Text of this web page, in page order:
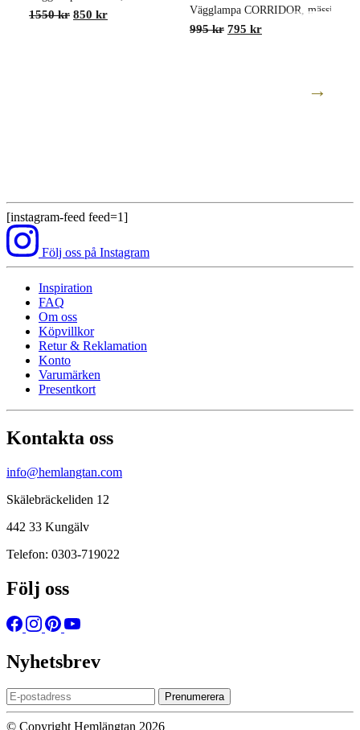
1550kr Det
850 krDet
Vägglampa CORRIDOR, mässing
995kr Det
795 krDet
[instagram-feed feed=1]
Följ oss på Instagram
Inspiration
FAQ
Om oss
Köpvillkor
Retur & Reklamation
Konto
Varumärken
Presentkort
Kontakta oss
info@hemlangtan.com
Skälebräckeliden 12
442 33 Kungälv
Telefon: 0303-719022
Följ oss
Nyhetsbrev
Prenumerera
© Copyright Hemlängtan 2026